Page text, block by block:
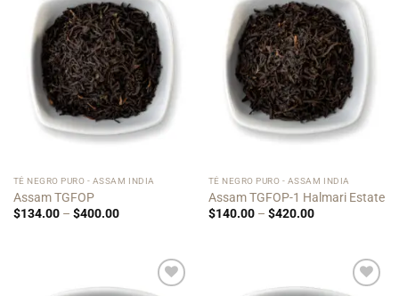
Wishlist
TÉ NEGRO PURO - ASSAM INDIA
Assam TGFOP
$134.00 – $400.00Price
$400.00
Wishlist
TÉ NEGRO PURO - ASSAM INDIA
Assam TGFOP-1 Halmari Estate
$140.00 – $420.00Price
$420.00